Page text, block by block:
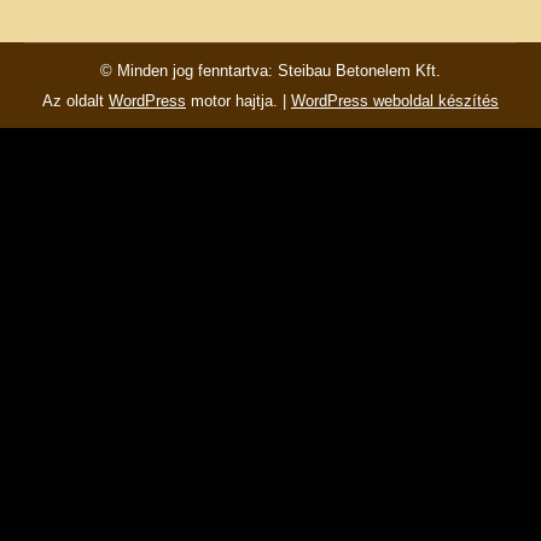
© Minden jog fenntartva: Steibau Betonelem Kft.
Az oldalt WordPress motor hajtja. | WordPress weboldal készítés